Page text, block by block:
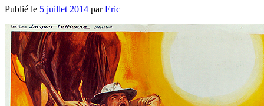
Publié le 5 juillet 2014 parEric